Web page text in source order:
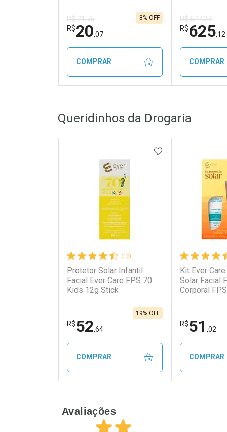
R$ 21,75
R$20,07
8% OFF
COMPRAR
Laboratório
Ativar Desconto
Por R$ 20,07/cada
Por Menos
Por R$ 20,07/cada
Absorção
Unidades cada
R$ 677,27
R$625,12
COMPRAR
Ativar
Por R$
Por
Por R$
Queridinhos da Drogaria
(19)
Protetor Solar Infantil
Facial Ever Care FPS 70
Kids 12g Stick
R$52,64
19% OFF
ADICIONAR AOS
COMPRAR
Laboratório
Por Menos
Kit Ever
Solar Facial
Corporal
R$51 ,02
COMPRAR
Avaliações